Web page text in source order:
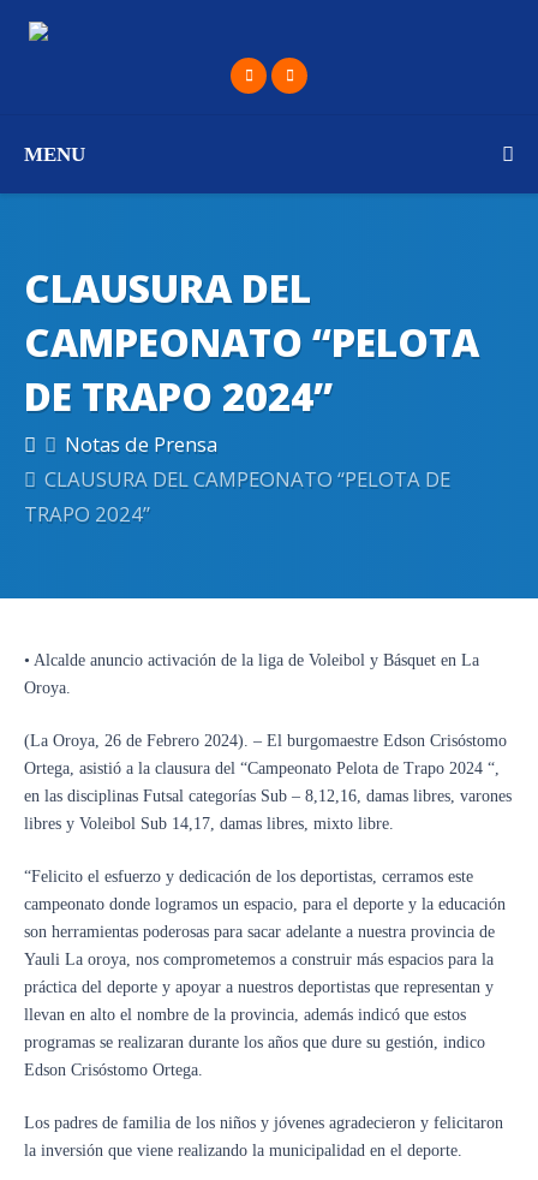
MENU
CLAUSURA DEL
CAMPEONATO “PELOTA
DE TRAPO 2024”
Notas de Prensa
CLAUSURA DEL CAMPEONATO “PELOTA DE
TRAPO 2024”
• Alcalde anuncio activación de la liga de Voleibol y Básquet en La
Oroya.
(La Oroya, 26 de Febrero 2024). – El burgomaestre Edson Crisóstomo
Ortega, asistió a la clausura del “Campeonato Pelota de Trapo 2024 “,
en las disciplinas Futsal categorías Sub – 8,12,16, damas libres, varones
libres y Voleibol Sub 14,17, damas libres, mixto libre.
“Felicito el esfuerzo y dedicación de los deportistas, cerramos este
campeonato donde logramos un espacio, para el deporte y la educación
son herramientas poderosas para sacar adelante a nuestra provincia de
Yauli La oroya, nos comprometemos a construir más espacios para la
práctica del deporte y apoyar a nuestros deportistas que representan y
llevan en alto el nombre de la provincia, además indicó que estos
programas se realizaran durante los años que dure su gestión, indico
Edson Crisóstomo Ortega.
Los padres de familia de los niños y jóvenes agradecieron y felicitaron
la inversión que viene realizando la municipalidad en el deporte.